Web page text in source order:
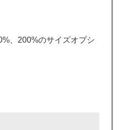
、200%のサイズオプシ